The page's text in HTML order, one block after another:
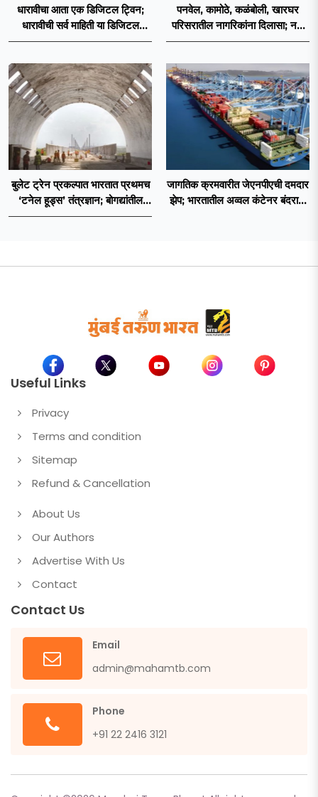
धारावीचा आता एक डिजिटल ट्विन;
धारावीची सर्व माहिती या डिजिटल
ट्विनमध्ये जतन
पनवेल, कामोठे, कळंबोली, खारघर
परिसरातील नागरिकांना दिलासा; नवी
मुंबईत वीज पुरवठ्यासाठी महावितरणची
बुलेट ट्रेन प्रकल्पात भारतात प्रथमच
‘टनेल हूड्स’ तंत्रज्ञान; बोगद्यांतील
दाबलहरी आणि आवाजावर
जागतिक क्रमवारीत जेएनपीएची दमदार
झेप; भारतातील अव्वल कंटेनर बंदराचा
Useful Links
Privacy
Terms and condition
Sitemap
Refund & Cancellation
About Us
Our Authors
Advertise With Us
Contact
Contact Us
Email
admin@mahamtb.com
Phone
+91 22 2416 3121